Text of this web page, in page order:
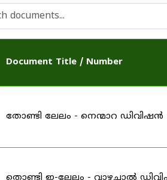
Document Title / Number
തോണ്ടി ലേലം - നെന്മാറ ഡിവിഷൻ